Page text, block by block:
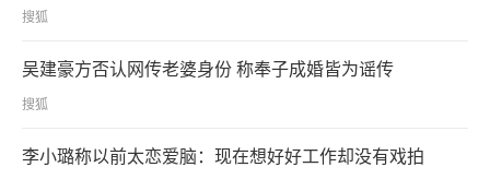
搜狐
吴建豪方否认网传老婆身份 称奉子成婚皆为谣传
搜狐
李小璐称以前太恋爱脑：现在想好好工作却没有戏拍